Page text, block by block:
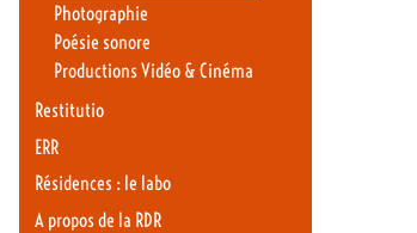
Photographie
Poésie sonore
Productions Vidéo & Cinéma
Restitutio
ERR
Résidences : le labo
A propos de la RDR